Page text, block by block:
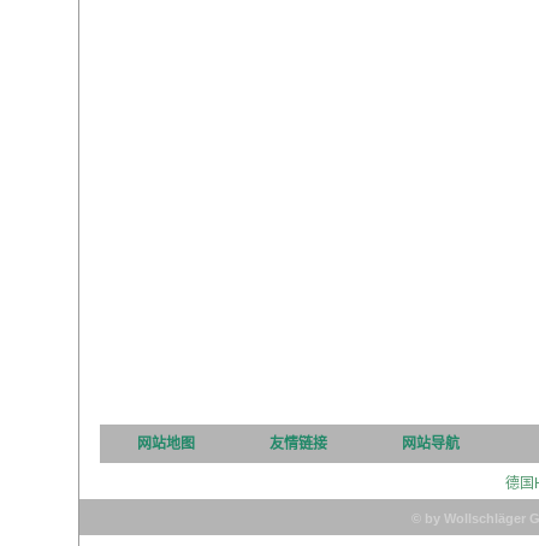
网站地图 友情链接 网站导航
德国
© by Wollschläger